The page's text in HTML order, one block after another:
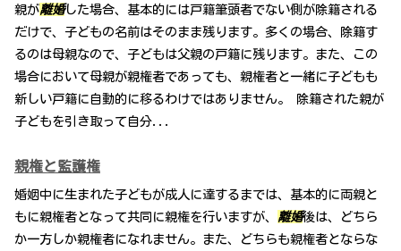
親が離婚した場合、基本的には戸籍筆頭者でない側が除籍される
だけで、子どもの名前はそのまま残ります。多くの場合、除籍す
るのは母親なので、子どもは父親の戸籍に残ります。また、この
場合において母親が親権者であっても、親権者と一緒に子どもも
新しい戸籍に自動的に移るわけではありません。 除籍された親が
子どもを引き取って自分...
親権と監護権
婚姻中に生まれた子どもが成人に達するまでは、基本的に両親と
もに親権者となって共同に親権を行いますが、 離婚後は、どちら
か一方しか親権者になれません。また、どちらも親権者とならな